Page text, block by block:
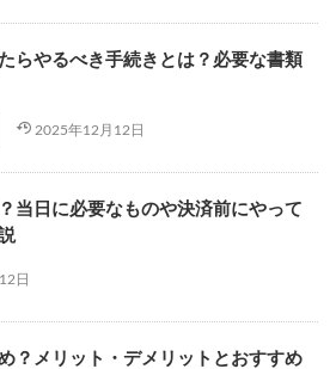
らやるべき手続きとは？必要な書類
2025年12月12日
当日に必要なものや決済前にやって
日
？メリット・デメリットとおすすめ